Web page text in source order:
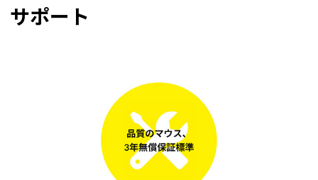
サポート